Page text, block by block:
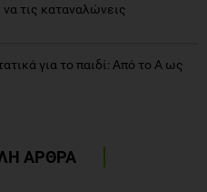
τις καταναλώνεις
για το παιδί: Από το Α ως
ΑΡΘΡΑ